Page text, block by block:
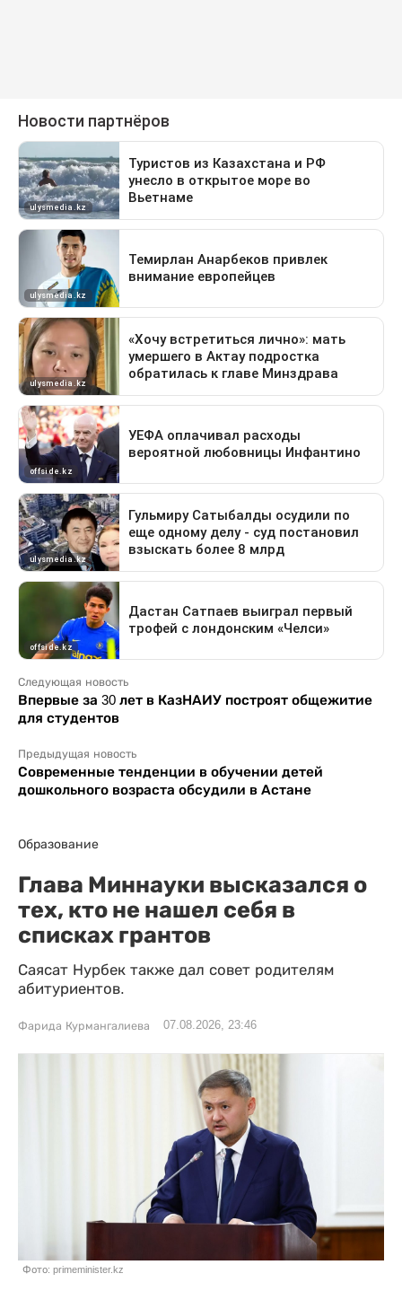
Следующая новость
Впервые за 30 лет в КазНАИУ построят общежитие
для студентов
Предыдущая новость
Современные тенденции в обучении детей
дошкольного возраста обсудили в Астане
Образование
Глава Миннауки высказался о
тех, кто не нашел себя в
списках грантов
Саясат Нурбек также дал совет родителям
абитуриентов.
Фарида Курмангалиева 07.08.2026, 23:46
Фото: primeminister.kz